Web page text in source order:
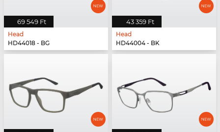
69 549 Ft
Head
HD44018 - BG
43 359 Ft
Head
HD44004 - BK